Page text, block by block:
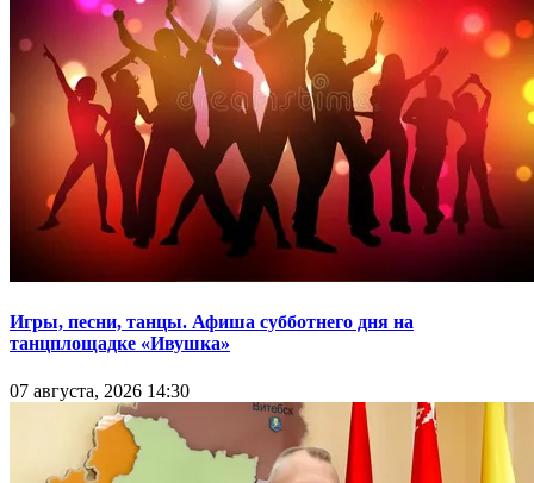
Игры, песни, танцы. Афиша субботнего дня на
танцплощадке «Ивушка»
07 августа, 2026 14:30